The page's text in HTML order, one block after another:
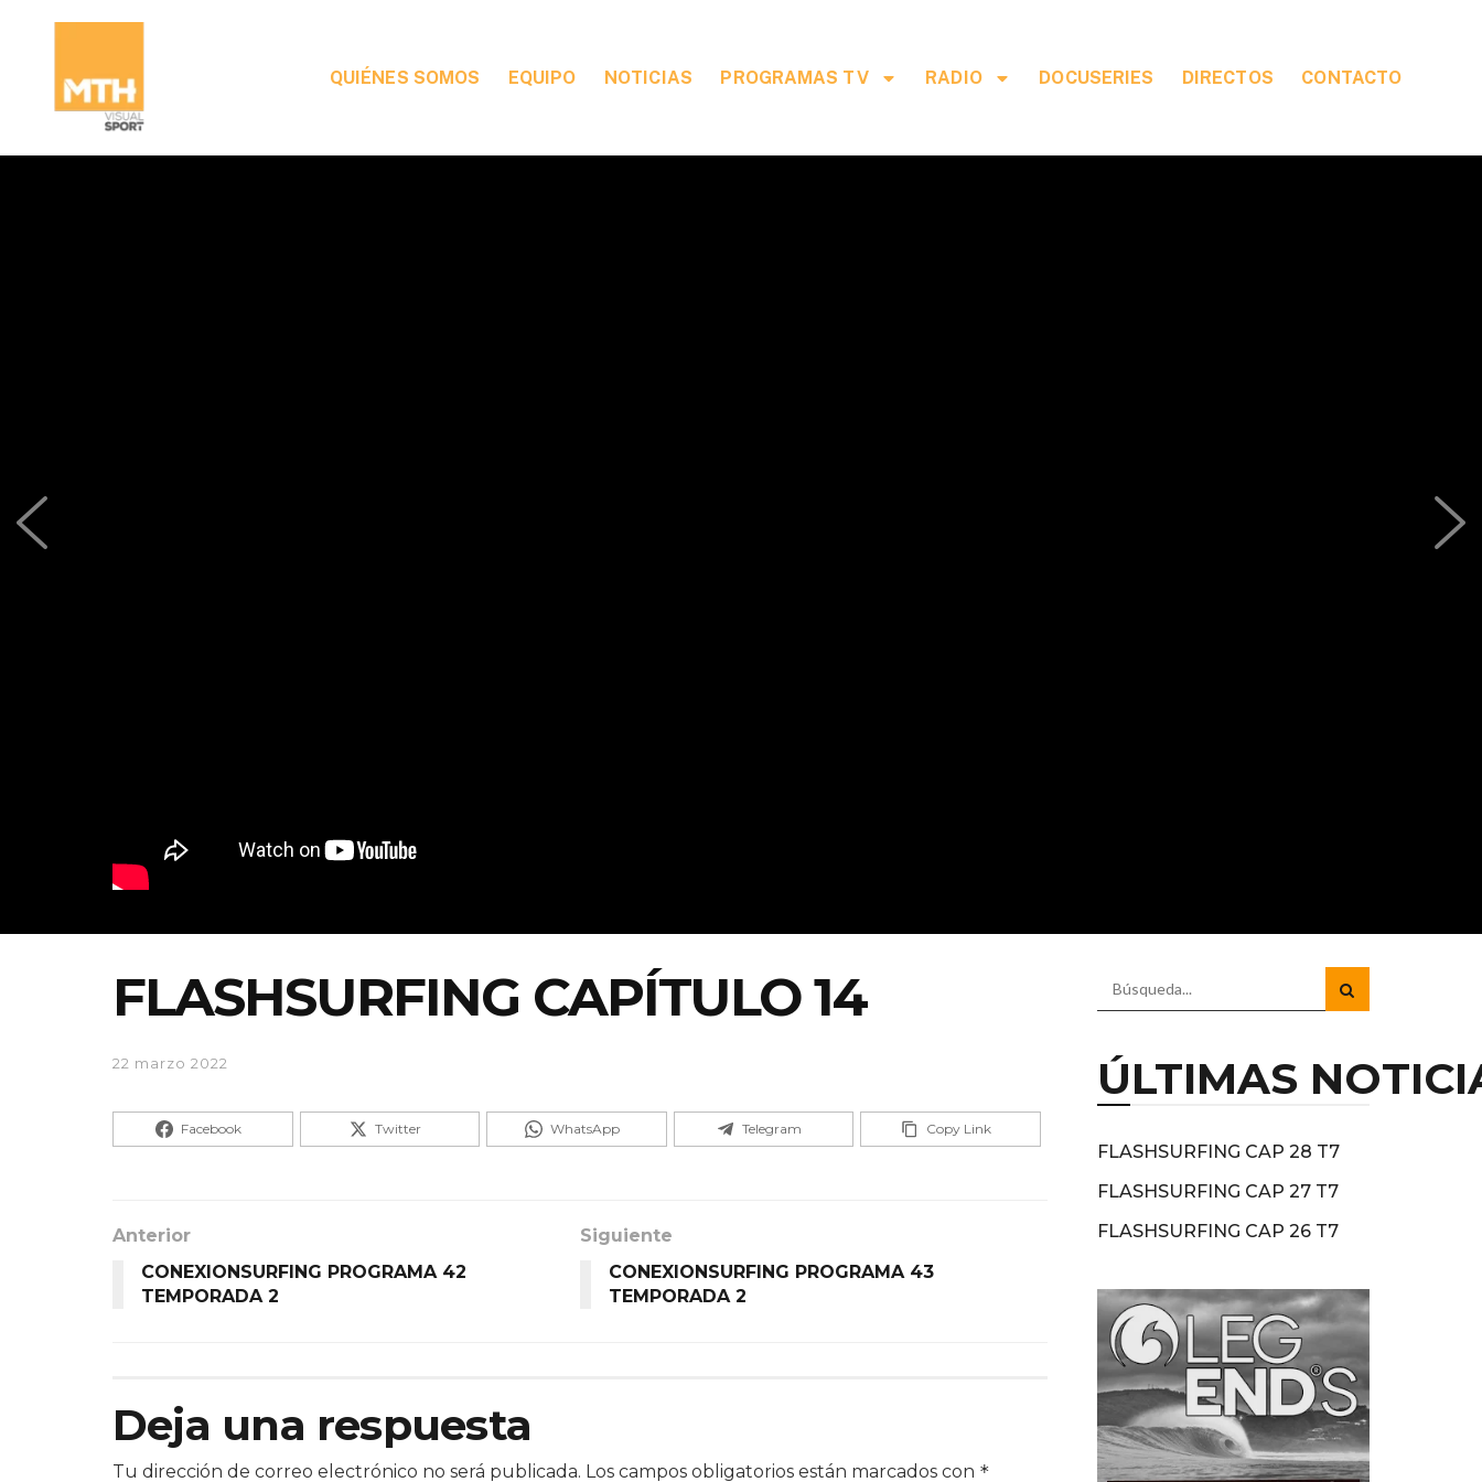
QUIÉNES SOMOS EQUIPO NOTICIAS PROGRAMAS TV RADIO DOCUSERIES DIRECTOS CONTACTO
FLASHSURFING CAPÍTULO 14
22 marzo 2022
Facebook Twitter WhatsApp Telegram Copy Link
Anterior
CONEXIONSURFING PROGRAMA 42
TEMPORADA 2
Siguiente
CONEXIONSURFING PROGRAMA 43
TEMPORADA 2
Deja una respuesta
Tu dirección de correo electrónico no será publicada. Los campos obligatorios están marcados con *
ÚLTIMAS
FLASHSURFING CAP 28 T7
FLASHSURFING CAP 27 T7
FLASHSURFING CAP 26 T7